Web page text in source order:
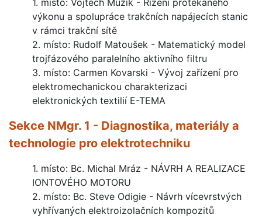
1. místo: Vojtěch Mužík - Řízení protékaného
výkonu a spolupráce trakčních napájecích stanic
v rámci trakční sítě
2. místo: Rudolf Matoušek - Matematický model
trojfázového paralelního aktivního filtru
3. místo: Carmen Kovarski - Vývoj zařízení pro
elektromechanickou charakterizaci
elektronických textilií E-TEMA
Sekce NMgr. 1 - Diagnostika, materiály a
technologie pro elektrotechniku
1. místo: Bc. Michal Mráz - NÁVRH A REALIZACE
IONTOVÉHO MOTORU
2. místo: Bc. Steve Odigie - Návrh vícevrstvých
vyhřívaných elektroizolačních kompozitů